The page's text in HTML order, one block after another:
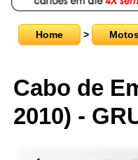
Home >
Cabo de
2010) -